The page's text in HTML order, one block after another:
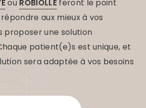
ou ROBIOLLEferont le point
aux mieux à vos
proposer une solution
patient(e)s est unique, et
sera adaptée à vos besoins